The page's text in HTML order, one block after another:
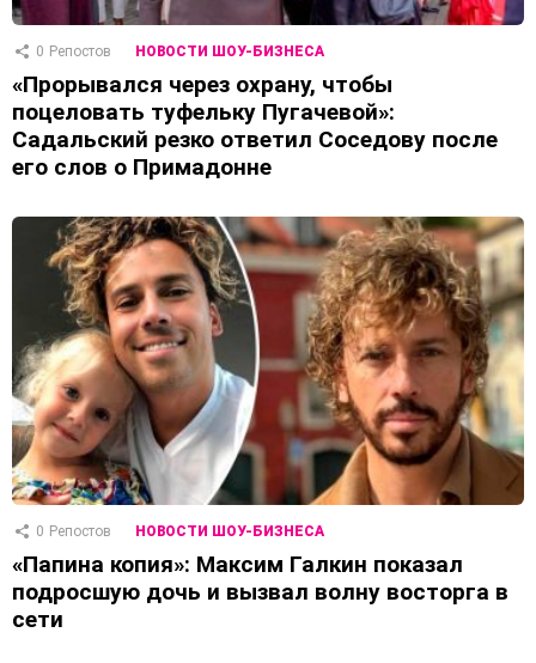
0 Репостов НОВОСТИ ШОУ-БИЗНЕСА
«Прорывался через охрану, чтобы
поцеловать туфельку Пугачевой»:
Садальский резко ответил Соседову после
его слов о Примадонне
0 Репостов НОВОСТИ ШОУ-БИЗНЕСА
«Папина копия»: Максим Галкин показал
подросшую дочь и вызвал волну восторга в
сети